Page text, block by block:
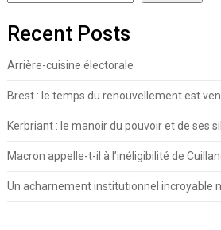
Recent Posts
Arrière-cuisine électorale
Brest : le temps du renouvellement est
Kerbriant : le manoir du pouvoir et de ses
Macron appelle-t-il à l’inéligibilité de
Un acharnement institutionnel incroyable